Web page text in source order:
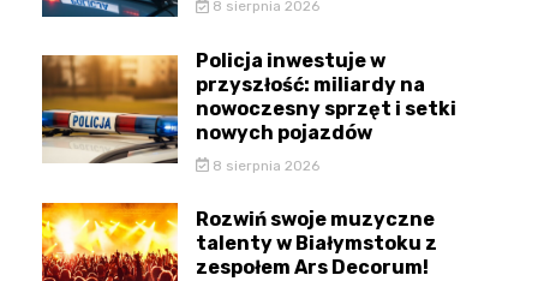
8 sierpnia 2026
Policja inwestuje w
przyszłość: miliardy na
nowoczesny sprzęt i setki
nowych pojazdów
8 sierpnia 2026
Rozwiń swoje muzyczne
talenty w Białymstoku z
zespołem Ars Decorum!